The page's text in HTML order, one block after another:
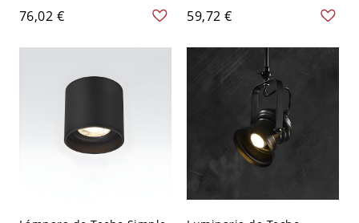
metal moderno con
pantalla de concreto - 110
A 120 V 10,16 cm Negro
76,02 €
Techo Empotrada
Simplista en Negro - 110
A 120 V Negro 59,69 cm
59,72 €